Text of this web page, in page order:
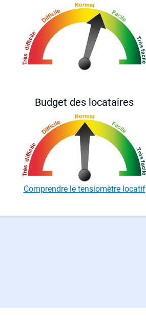
Budget des locataires
Comprendre le tensiomètre locatif